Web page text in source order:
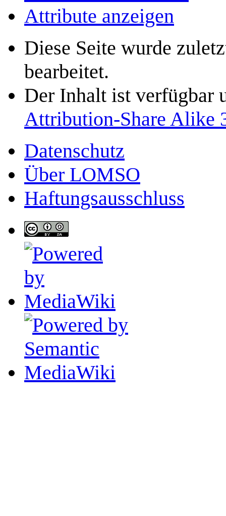
Attribute anzeigen
Diese Seite wurde
bearbeitet.
Der Inhalt ist verfügbar
Attribution-Share Alike
Datenschutz
Über LOMSO
Haftungsausschluss